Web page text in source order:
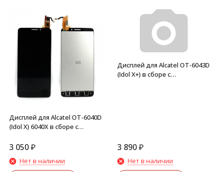
Дисплей для Alcatel OT-6040D
(Idol X) 6040X в сборе с
3 050₽
Нет в наличии
Дисплей для Alcatel OT-6043D
(Idol X+) в сборе с
3 890₽
Нет в наличии